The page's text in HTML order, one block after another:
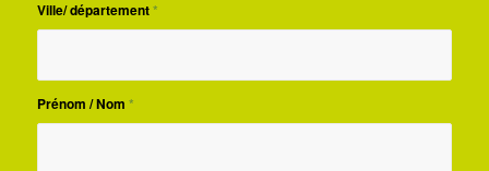
Ville/ département*
Prénom / Nom *